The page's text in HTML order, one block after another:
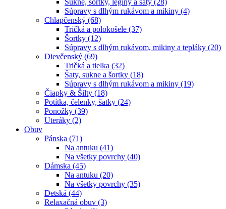
Súpravy s dlhým rukávom a mikiny (4)
Chlapčenský (68)
Tričká a polokošele (37)
Šortky (12)
Súpravy s dlhým rukávom, mikiny a tepláky (20)
Dievčenský (69)
Tričká a tielka (32)
Šaty, sukne a šortky (18)
Súpravy s dlhým rukávom a mikiny (19)
Čiapky & Šilty (18)
Potítka, čelenky, šatky (24)
Ponožky (39)
Uteráky (2)
Obuv
Pánska (71)
Na antuku (41)
Na všetky povrchy (40)
Dámska (45)
Na antuku (20)
Na všetky povrchy (35)
Detská (44)
Relaxačná obuv (3)